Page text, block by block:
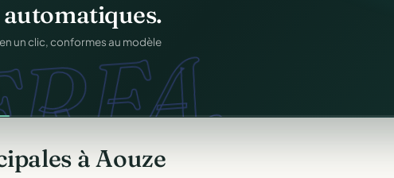
automatiques.
un clic, conformes au modèle
à Aouze